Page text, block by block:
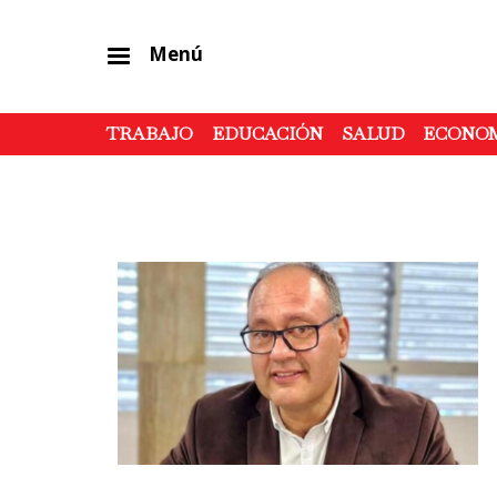
Menú
TRABAJO EDUCACIÓN SALUD